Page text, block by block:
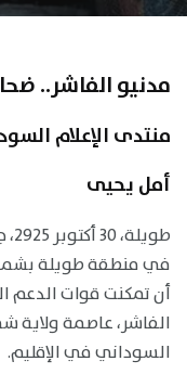
مدنيو الفاشر..
منتدى الإعلام
أمل يحيى
في منطقة طويلة
أن تمكنت قوات
الفاشر، عاصمة ولاية
السوداني في الإقليم.